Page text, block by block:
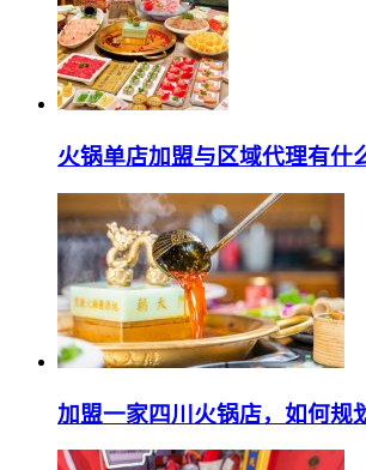
火锅单店加盟与区域代理有什
加盟一家四川火锅店，如何规